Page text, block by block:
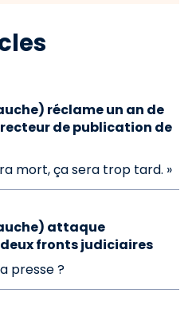
réclame un an de
de publication de
mort, ça sera trop tard. »
attaque
fronts judiciaires
presse ?